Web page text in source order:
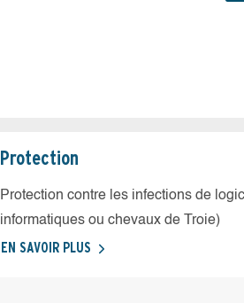
Protection
Protection contre les infections de
informatiques ou chevaux de Troie)
EN SAVOIR PLUS